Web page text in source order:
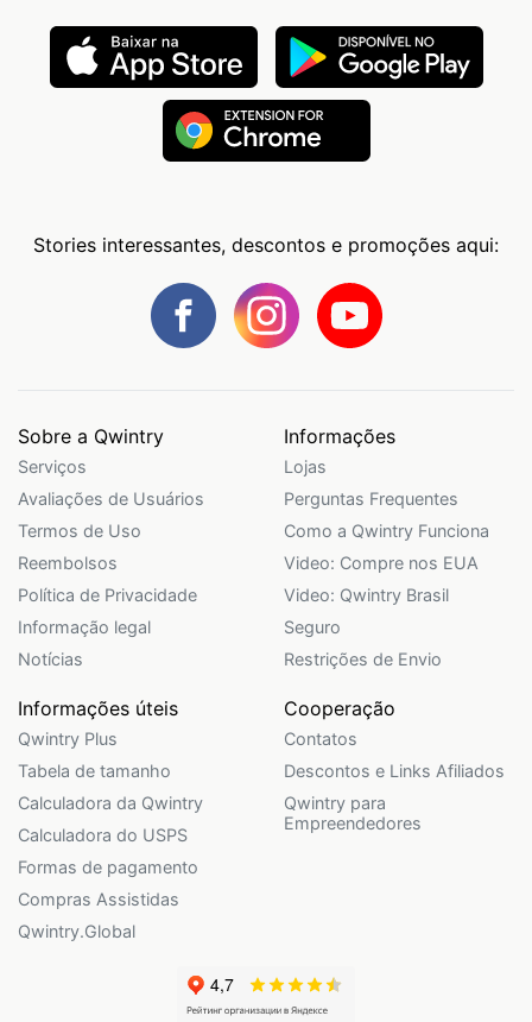
Stories interessantes, descontos e promoções aqui:
Sobre a Qwintry
Serviços
Avaliações de Usuários
Termos de Uso
Reembolsos
Política de Privacidade
Informação legal
Notícias
Informações
Lojas
Perguntas Frequentes
Como a Qwintry Funciona
Video: Compre nos EUA
Video: Qwintry Brasil
Seguro
Restrições de Envio
Informações úteis
Qwintry Plus
Tabela de tamanho
Calculadora da Qwintry
Calculadora do USPS
Formas de pagamento
Compras Assistidas
Qwintry.Global
Cooperação
Contatos
Descontos e Links Afiliados
Qwintry para
Empreendedores